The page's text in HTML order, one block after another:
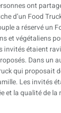
ont
d’un Food
a réservé un
et végétaliens
invités étaient
Dans un
qui proposait
Les invités
et la qualité de